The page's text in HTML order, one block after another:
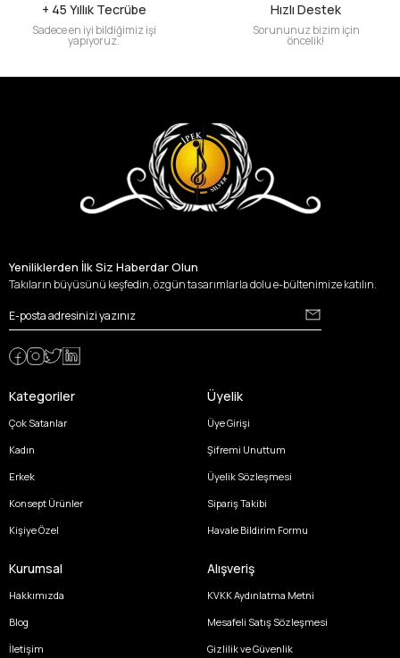
+ 45 Yıllık Tecrübe
Sadece en iyi bildiğimiz işi
yapıyoruz.
Hızlı Destek
Sorununuz bizim için
öncelik!
Yeniliklerden İlk Siz Haberdar Olun
Takıların büyüsünü keşfedin, özgün tasarımlarla dolu e-bültenimize katılın.
Kategoriler
Çok Satanlar
Kadın
Erkek
Konsept Ürünler
Kişiye Özel
Üyelik
Üye Girişi
Şifremi Unuttum
Üyelik Sözleşmesi
Sipariş Takibi
Havale Bildirim Formu
Kurumsal
Hakkımızda
Blog
İletişim
Alışveriş
KVKK Aydınlatma Metni
Mesafeli Satış Sözleşmesi
Gizlilik ve Güvenlik